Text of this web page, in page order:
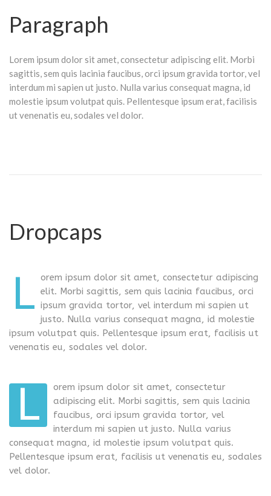
Paragraph
Lorem ipsum dolor sit amet, consectetur adipiscing elit. Morbi
sagittis, sem quis lacinia faucibus, orci ipsum gravida tortor, vel
interdum mi sapien ut justo. Nulla varius consequat magna, id
molestie ipsum volutpat quis. Pellentesque ipsum erat, facilisis
ut venenatis eu, sodales vel dolor.
Dropcaps
L orem ipsum dolor sit amet, consectetur adipiscing
elit. Morbi sagittis, sem quis lacinia faucibus, orci
ipsum gravida tortor, vel interdum mi sapien ut
justo. Nulla varius consequat magna, id molestie
ipsum volutpat quis. Pellentesque ipsum erat, facilisis ut
venenatis eu, sodales vel dolor.
L
orem ipsum dolor sit amet, consectetur
adipiscing elit. Morbi sagittis, sem quis lacinia
faucibus, orci ipsum gravida tortor, vel
interdum mi sapien ut justo. Nulla varius
consequat magna, id molestie ipsum volutpat quis.
Pellentesque ipsum erat, facilisis ut venenatis eu, sodales
vel dolor.